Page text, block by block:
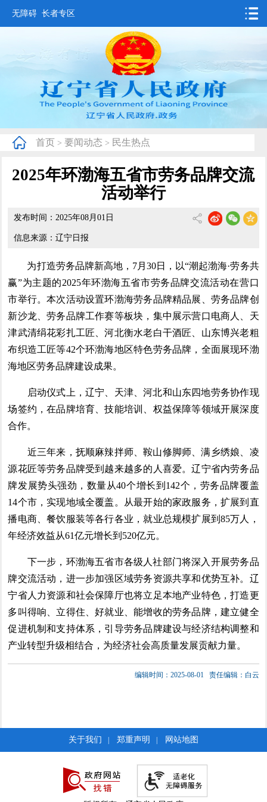
无障碍 长者专区
要闻动态
政务公开
互动交流
数据发布
首页 > 要闻动态 > 民生热点
2025年环渤海五省市劳务品牌交流
活动举行
发布时间：2025年08月01日
信息来源：辽宁日报
为打造劳务品牌新高地，7月30日，以“潮起渤海·劳务共
赢”为主题的2025年环渤海五省市劳务品牌交流活动在营口
市举行。本次活动设置环渤海劳务品牌精品展、劳务品牌创
新沙龙、劳务品牌工作赛等板块，集中展示营口电商人、天
津武清绢花彩扎工匠、河北衡水老白干酒匠、山东博兴老粗
布织造工匠等42个环渤海地区特色劳务品牌，全面展现环渤
海地区劳务品牌建设成果。
启动仪式上，辽宁、天津、河北和山东四地劳务协作现
场签约，在品牌培育、技能培训、权益保障等领域开展深度
合作。
近三年来，抚顺麻辣拌师、鞍山修脚师、满乡绣娘、凌
源花匠等劳务品牌受到越来越多的人喜爱。辽宁省内劳务品
牌发展势头强劲，数量从40个增长到142个，劳务品牌覆盖
14个市，实现地域全覆盖。从最开始的家政服务，扩展到直
播电商、餐饮服装等各行各业，就业总规模扩展到85万人，
年经济效益从61亿元增长到520亿元。
下一步，环渤海五省市各级人社部门将深入开展劳务品
牌交流活动，进一步加强区域劳务资源共享和优势互补。辽
宁省人力资源和社会保障厅也将立足本地产业特色，打造更
多叫得响、立得住、好就业、能增收的劳务品牌，建立健全
促进机制和支持体系，引导劳务品牌建设与经济结构调整和
产业转型升级相结合，为经济社会高质量发展贡献力量。
编辑时间：2025-08-01 责任编辑：白云
关于我们 郑重声明 网站地图